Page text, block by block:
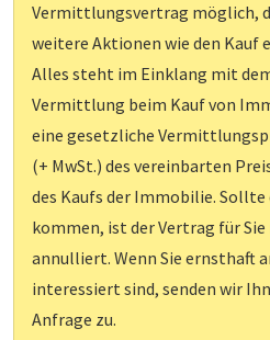
Vermittlungsvertrag möglich,
weitere Aktionen wie den Kauf
Alles steht im Einklang mit
Vermittlung beim Kauf von
eine gesetzliche
(+ MwSt.) des vereinbarten
des Kaufs der Immobilie.
kommen, ist der Vertrag für
annulliert. Wenn Sie ernsthaft
interessiert sind, senden wir
Anfrage zu.